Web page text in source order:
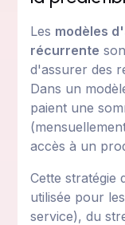
Les modèles
récurrente
d'assurer des
Dans un
paient une
accès à un
Cette stratégie
utilisée pour
service), du